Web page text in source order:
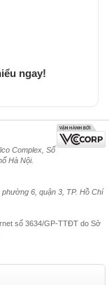
ngay!
Complex, Số
Hà Nội.
6, quận 3, TP. Hồ Chí
số 3634/GP-TTĐT do Sở